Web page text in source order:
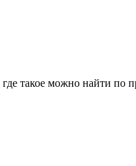
такое можно найти по